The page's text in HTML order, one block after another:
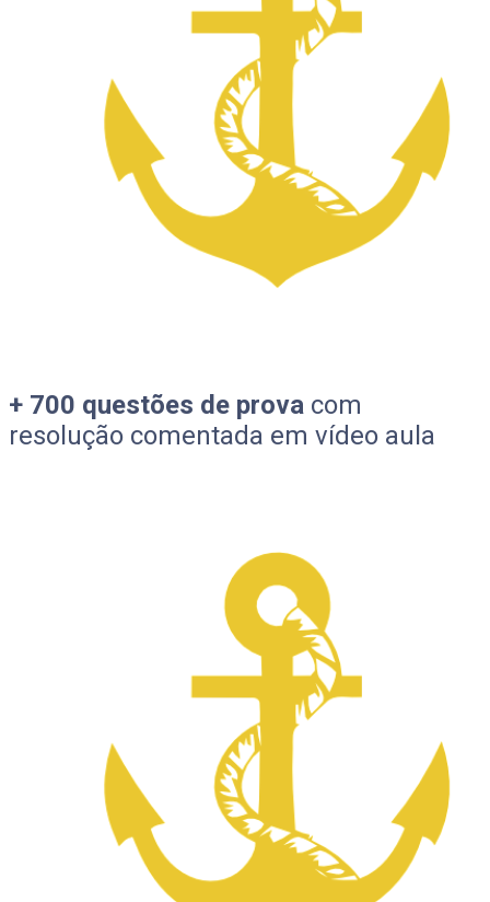
+ 700 questões de prova com
resolução comentada em vídeo aula